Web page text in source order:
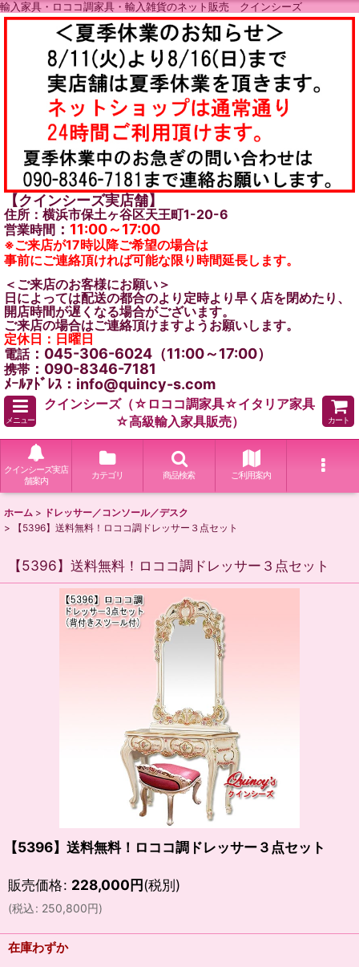
輸入家具・ロココ調家具・輸入雑貨のネット販売 クインシーズ
【クインシーズ実店舗】
住所：横浜市保土ヶ谷区天王町1-20-6
営業時間 ： 11:00～17:00
※ご来店が17時以降ご希望の場合は
事前にご連絡頂ければ可能な限り時間延長します。
＜ご来店のお客様にお願い＞
日によっては配送の都合のより定時より早く店を閉めたり、
開店時間が遅くなる場合がございます。
ご来店の場合はご連絡頂けますようお願いします。
定休日：日曜日
電話：045-306-6024（11:00～17:00）
携帯 ：090-8346-7181
ﾒｰﾙｱﾄﾞﾚｽ：info@quincy-s.com
メニュー
クインシーズ（☆ロココ調家具☆イタリア家具
☆高級輸入家具販売）
カート
クインシーズ実店
舗案内
カテゴリ 商品検索 ご利用案内
ホーム > ドレッサー／コンソール／デスク
>
【5396】送料無料！ロココ調ドレッサー３点セット
【5396】送料無料！ロココ調ドレッサー３点セット
【5396】送料無料！ロココ調ドレッサー３点セット
販売価格: 228,000円(税別)
(税込: 250,800円)
在庫わずか